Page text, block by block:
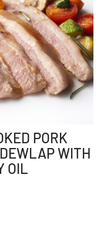
PORK
WITH
OIL